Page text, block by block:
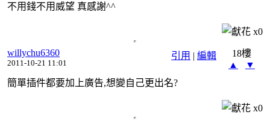
不用錢不用威望 真感謝^^
x0
引用 | 編輯
willychu6360
2011-10-21 11:01
18樓
▲
▼
簡單插件都要加上廣告,想變自己更出名?
x0